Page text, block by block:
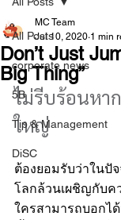
All Posts
corporate news
5B
Tip & Management
DiSC
Don’t Just
Big Thing”
MC Team
Jul 10, 2020 1 min
ไม่รีบร้อนหา
ใหญ่
ต้องยอมรับว่าในปั
โลกล้วนเผชิญกับค
ใครสามารถบอกไ